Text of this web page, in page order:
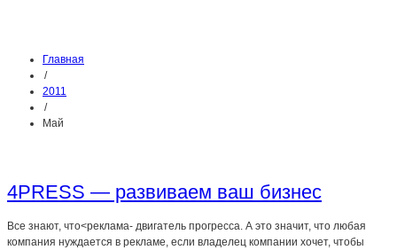
Главная
/
2011
/
Май
4PRESS — развиваем ваш бизнес
Все знают, что<реклама- двигатель прогресса. А это значит, что любая
компания нуждается в рекламе, если владелец компании хочет, чтобы